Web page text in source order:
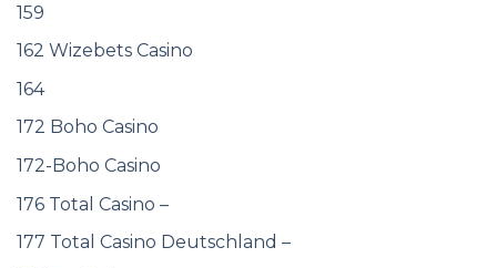
159
162 Wizebets Casino
164
172 Boho Casino
172-Boho Casino
176 Total Casino –
177 Total Casino Deutschland –